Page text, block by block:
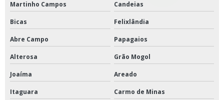
Martinho Campos Candeias
Bicas Felixlândia
Abre Campo Papagaios
Alterosa Grão Mogol
Joaíma Areado
Itaguara Carmo de Minas